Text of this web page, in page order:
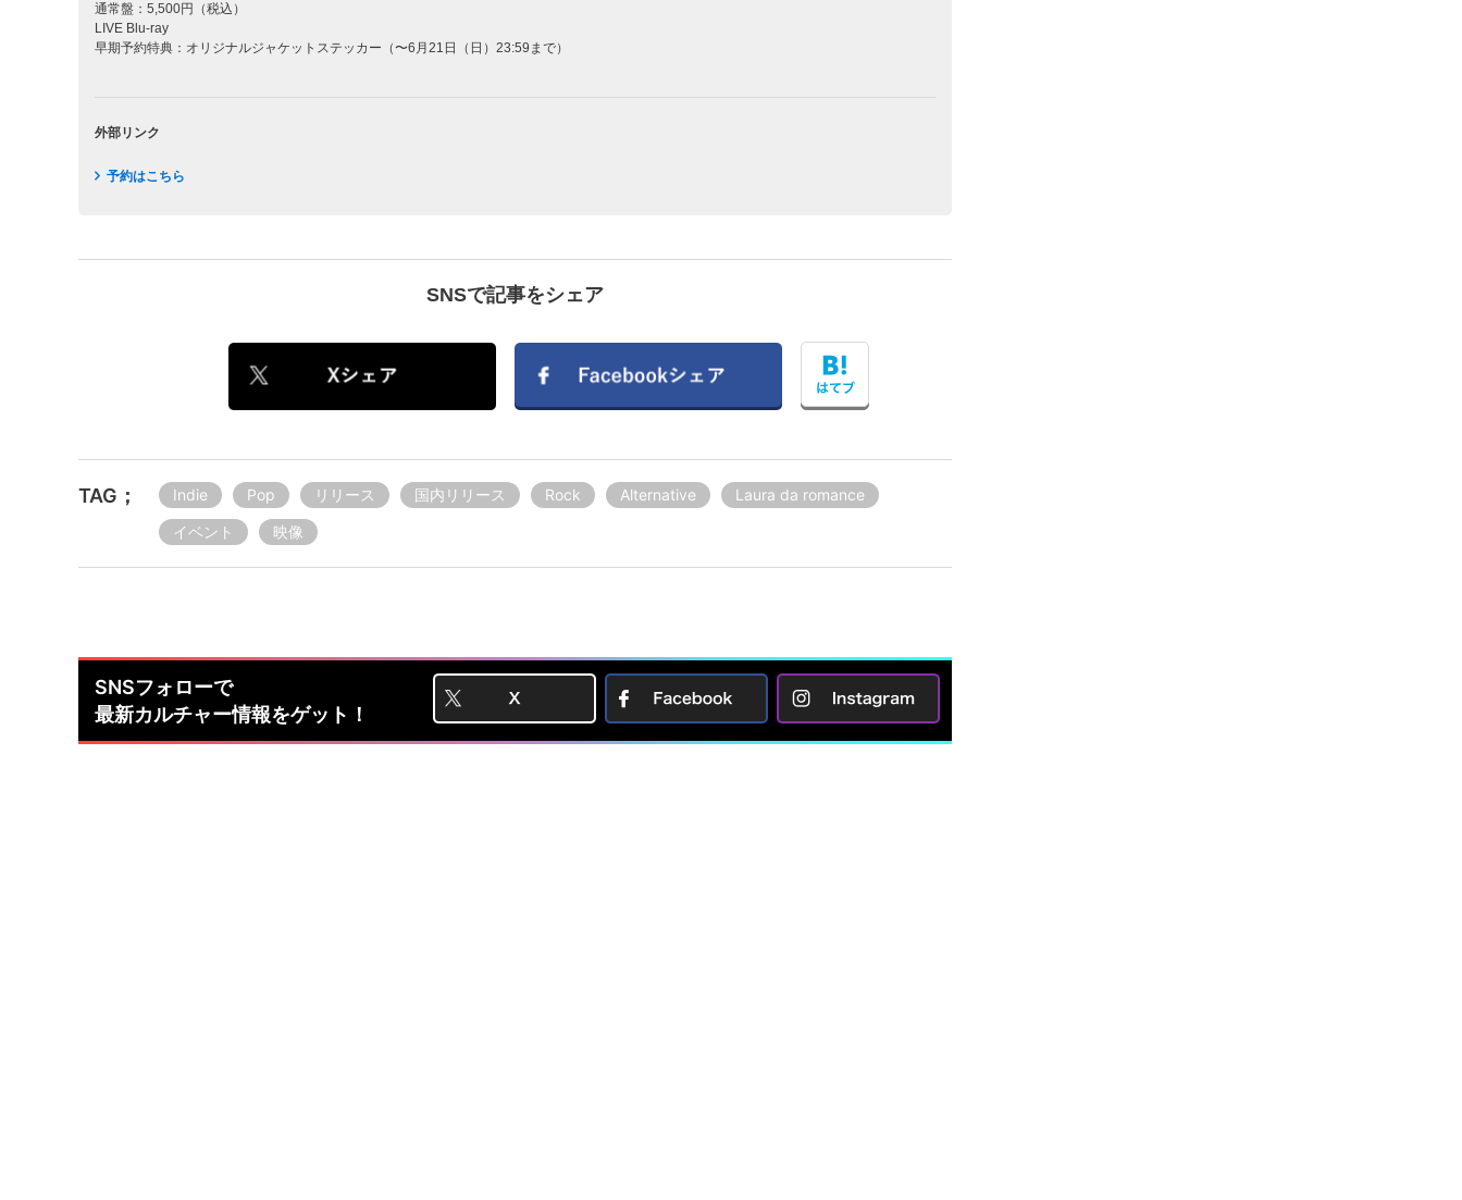
通常盤：5,500円（税込）
LIVE Blu-ray
早期予約特典：オリジナルジャケットステッカー（〜6月21日（日）23:59まで）
外部リンク
予約はこちら
SNSで記事をシェア
TAG； Indie Pop リリース 国内リリース Rock Alternative
Laura da romance
イベント
映像
SNSフォローで
最新カルチャー情報をゲット！